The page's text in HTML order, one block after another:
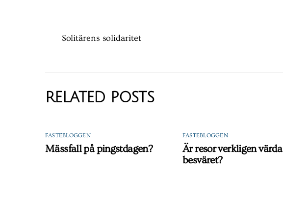
Solitärens solidaritet
RELATED POSTS
FASTEBLOGGEN
Mässfall på pingstdagen?
FASTEBLOGGEN
Är resor verkligen värda
besväret?